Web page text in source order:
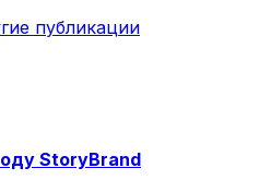
публикации
StoryBrand